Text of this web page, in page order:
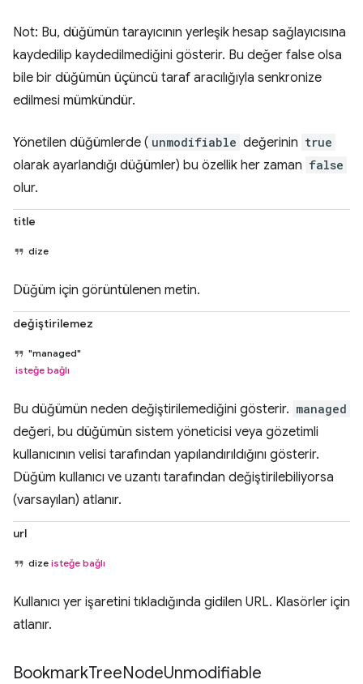
Not: Bu, düğümün tarayıcının yerleşik hesap sağlayıcısına
kaydedilip kaydedilmediğini gösterir. Bu değer false olsa
bile bir düğümün üçüncü taraf aracılığıyla senkronize
edilmesi mümkündür.
Yönetilen düğümlerde ( unmodifiable değerinin true
olarak ayarlandığı düğümler) bu özellik her zaman false
olur.
title
dize
Düğüm için görüntülenen metin.
değiştirilemez
"managed"
isteğe bağlı
Bu düğümün neden değiştirilemediğini gösterir. managed
değeri, bu düğümün sistem yöneticisi veya gözetimli
kullanıcının velisi tarafından yapılandırıldığını gösterir.
Düğüm kullanıcı ve uzantı tarafından değiştirilebiliyorsa
(varsayılan) atlanır.
url
dize isteğe bağlı
Kullanıcı yer işaretini tıkladığında gidilen URL. Klasörler için
atlanır.
BookmarkTreeNodeUnmodifiable